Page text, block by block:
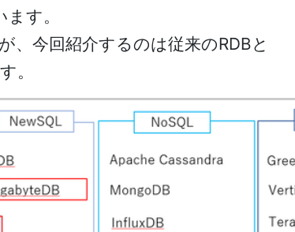
す。
、今回紹介するのは従来のRDBと
。